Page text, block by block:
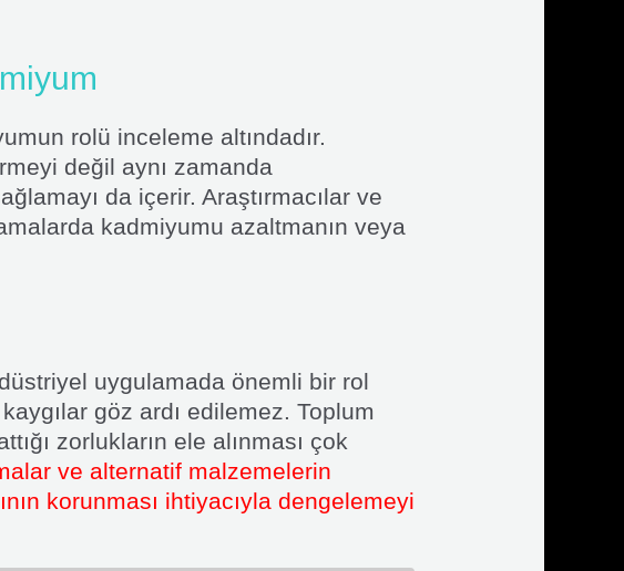
rolü inceleme altındadır.
değil aynı zamanda
da içerir. Araştırmacılar ve
kadmiyumu azaltmanın veya
uygulamada önemli bir rol
göz ardı edilemez. Toplum
zorlukların ele alınması çok
ve alternatif malzemelerin
korunması ihtiyacıyla dengelemeyi